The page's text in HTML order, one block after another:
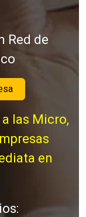
Red de
las Micro,
en